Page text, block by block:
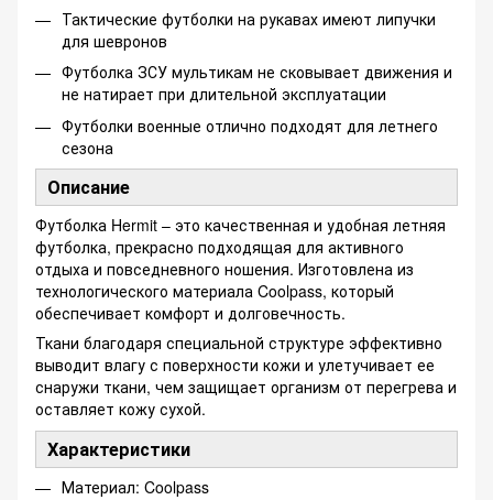
Тактические футболки на рукавах имеют липучки
для шевронов
Футболка ЗСУ мультикам не сковывает движения и
не натирает при длительной эксплуатации
Футболки военные отлично подходят для летнего
сезона
Описание
Футболка Hermit – это качественная и удобная летняя
футболка, прекрасно подходящая для активного
отдыха и повседневного ношения. Изготовлена из
технологического материала Coolpass, который
обеспечивает комфорт и долговечность.
Ткани благодаря специальной структуре эффективно
выводит влагу с поверхности кожи и улетучивает ее
снаружи ткани, чем защищает организм от перегрева и
оставляет кожу сухой.
Характеристики
Материал: Coolpass